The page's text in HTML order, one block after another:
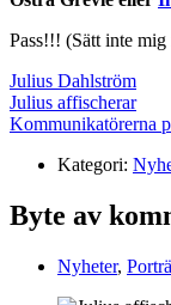
Pass!!! (Sätt inte
Julius Dahlström
Julius affischerar
Kommunikatörerna
Kategori:
Byte av
Nyheter,